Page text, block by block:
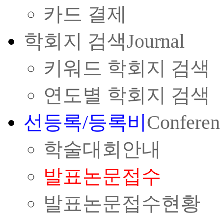
카드 결제
학회지 검색Journal
키워드 학회지 검색
연도별 학회지 검색
선등록/등록비
학술대회안내
발표논문접수
발표논문접수현황